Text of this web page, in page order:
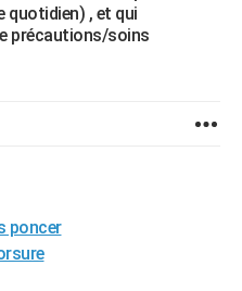
quotidien) , et qui
précautions/soins
poncer